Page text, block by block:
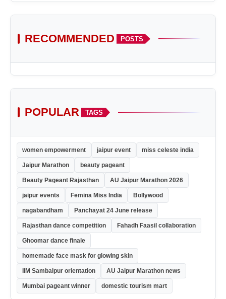
RECOMMENDED POSTS
POPULAR TAGS
women empowerment jaipur event miss celeste india
Jaipur Marathon beauty pageant
Beauty Pageant Rajasthan AU Jaipur Marathon 2026
jaipur events Femina Miss India Bollywood
nagabandham Panchayat 24 June release
Rajasthan dance competition Fahadh Faasil collaboration
Ghoomar dance finale
homemade face mask for glowing skin
IIM Sambalpur orientation AU Jaipur Marathon news
Mumbai pageant winner domestic tourism mart